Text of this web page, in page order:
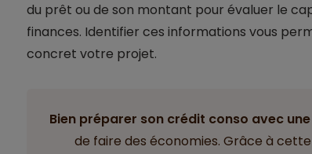
du prêt ou de son montant pour évaluer le
finances. Identifier ces informations vous
concret votre projet.
Bien préparer son crédit conso avec
de faire des économies. Grâce à